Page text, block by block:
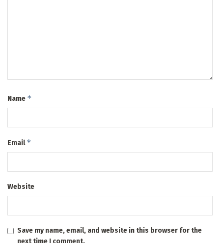
Name *
Email*
Website
Save my name, email, and website in this browser for the
next time I comment.